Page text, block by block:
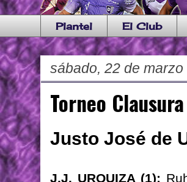
Plantel El Club
sábado, 22 de
Torneo
Justo José de
J.J. URQUIZA (1):